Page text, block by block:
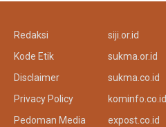
Redaksi
Kode Etik
Disclaimer
Privacy Policy
Pedoman Media
siji.or.id
sukma.or.id
sukma.co.id
kominfo.co.id
expost.co.id